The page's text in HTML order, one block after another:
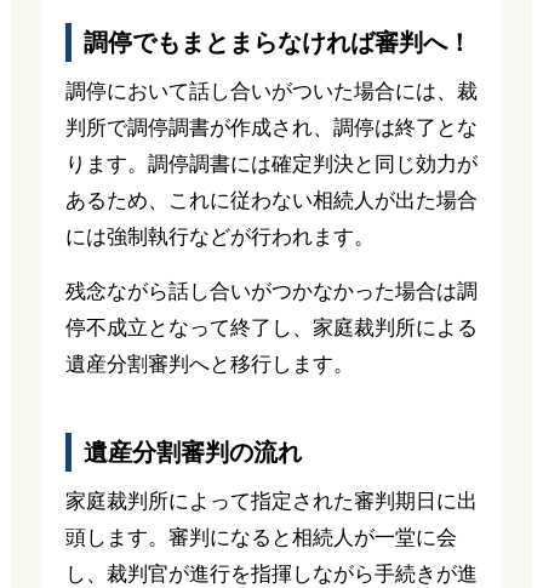
調停でもまとまらなければ審判へ！
調停において話し合いがついた場合には、裁
判所で調停調書が作成され、調停は終了とな
ります。調停調書には確定判決と同じ効力が
あるため、これに従わない相続人が出た場合
には強制執行などが行われます。
残念ながら話し合いがつかなかった場合は調
停不成立となって終了し、家庭裁判所による
遺産分割審判へと移行します。
遺産分割審判の流れ
家庭裁判所によって指定された審判期日に出
頭します。審判になると相続人が一堂に会
し、裁判官が進行を指揮しながら手続きが進